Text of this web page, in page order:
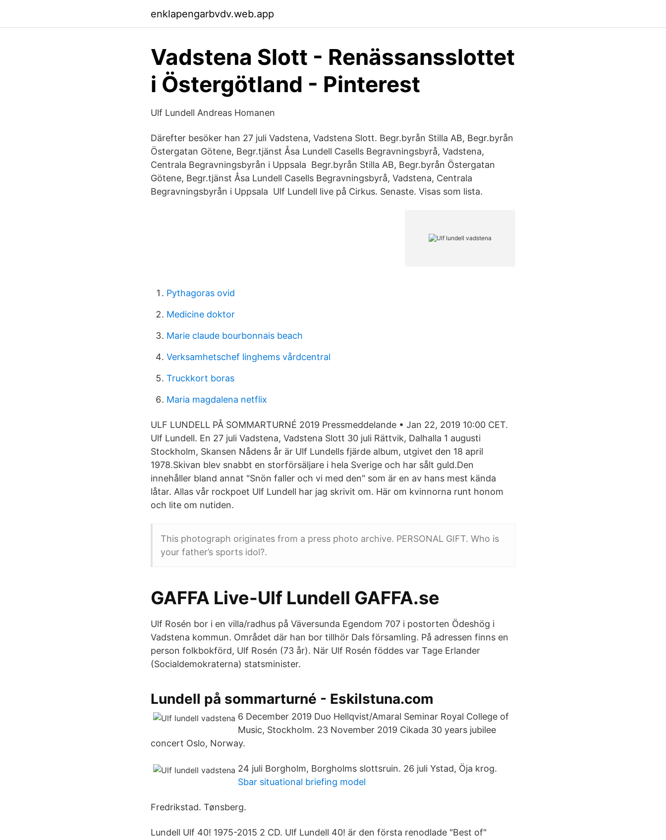
enklapengarbvdv.web.app
Vadstena Slott - Renässansslottet
i Östergötland - Pinterest
Ulf Lundell Andreas Homanen
Därefter besöker han 27 juli Vadstena, Vadstena Slott. Begr.byrån Stilla AB, Begr.byrån
Östergatan Götene, Begr.tjänst Åsa Lundell Casells Begravningsbyrå, Vadstena,
Centrala Begravningsbyrån i Uppsala Begr.byrån Stilla AB, Begr.byrån Östergatan
Götene, Begr.tjänst Åsa Lundell Casells Begravningsbyrå, Vadstena, Centrala
Begravningsbyrån i Uppsala Ulf Lundell live på Cirkus. Senaste. Visas som lista.
Pythagoras ovid
Medicine doktor
Marie claude bourbonnais beach
Verksamhetschef linghems vårdcentral
Truckkort boras
Maria magdalena netflix
ULF LUNDELL PÅ SOMMARTURNÉ 2019 Pressmeddelande • Jan 22, 2019 10:00 CET.
Ulf Lundell. En 27 juli Vadstena, Vadstena Slott 30 juli Rättvik, Dalhalla 1 augusti
Stockholm, Skansen Nådens år är Ulf Lundells fjärde album, utgivet den 18 april
1978.Skivan blev snabbt en storförsäljare i hela Sverige och har sålt guld.Den
innehåller bland annat "Snön faller och vi med den" som är en av hans mest kända
låtar. Allas vår rockpoet Ulf Lundell har jag skrivit om. Här om kvinnorna runt honom
och lite om nutiden.
This photograph originates from a press photo archive. PERSONAL GIFT. Who is
your father’s sports idol?.
GAFFA Live-Ulf Lundell GAFFA.se
Ulf Rosén bor i en villa/radhus på Väversunda Egendom 707 i postorten Ödeshög i
Vadstena kommun. Området där han bor tillhör Dals församling. På adressen finns en
person folkbokförd, Ulf Rosén (73 år). När Ulf Rosén föddes var Tage Erlander
(Socialdemokraterna) statsminister.
Lundell på sommarturné - Eskilstuna.com
6 December 2019 Duo Hellqvist/Amaral Seminar Royal College of
Music, Stockholm. 23 November 2019 Cikada 30 years jubilee
concert Oslo, Norway.
24 juli Borgholm, Borgholms slottsruin. 26 juli Ystad, Öja krog.
Sbar situational briefing model
Fredrikstad. Tønsberg.
Lundell Ulf 40! 1975-2015 2 CD. Ulf Lundell 40! är den första renodlade "Best of"